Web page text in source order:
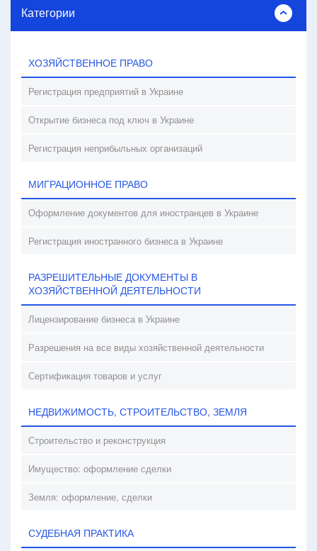
Категории
ХОЗЯЙСТВЕННОЕ ПРАВО
Регистрация предприятий в Украине
Открытие бизнеса под ключ в Украине
Регистрация неприбыльных организаций
МИГРАЦИОННОЕ ПРАВО
Оформление документов для иностранцев в Украине
Регистрация иностранного бизнеса в Украине
РАЗРЕШИТЕЛЬНЫЕ ДОКУМЕНТЫ В
ХОЗЯЙСТВЕННОЙ ДЕЯТЕЛЬНОСТИ
Лицензирование бизнеса в Украине
Разрешения на все виды хозяйственной деятельности
Сертификация товаров и услуг
НЕДВИЖИМОСТЬ, СТРОИТЕЛЬСТВО, ЗЕМЛЯ
Строительство и реконструкция
Имущество: оформление сделки
Земля: оформление, сделки
СУДЕБНАЯ ПРАКТИКА